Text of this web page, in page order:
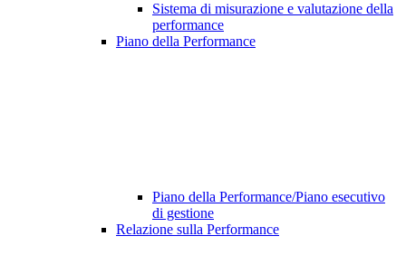
Sistema di misurazione e valutazione della
performance
Piano della Performance
Piano della Performance/Piano esecutivo
di gestione
Relazione sulla Performance